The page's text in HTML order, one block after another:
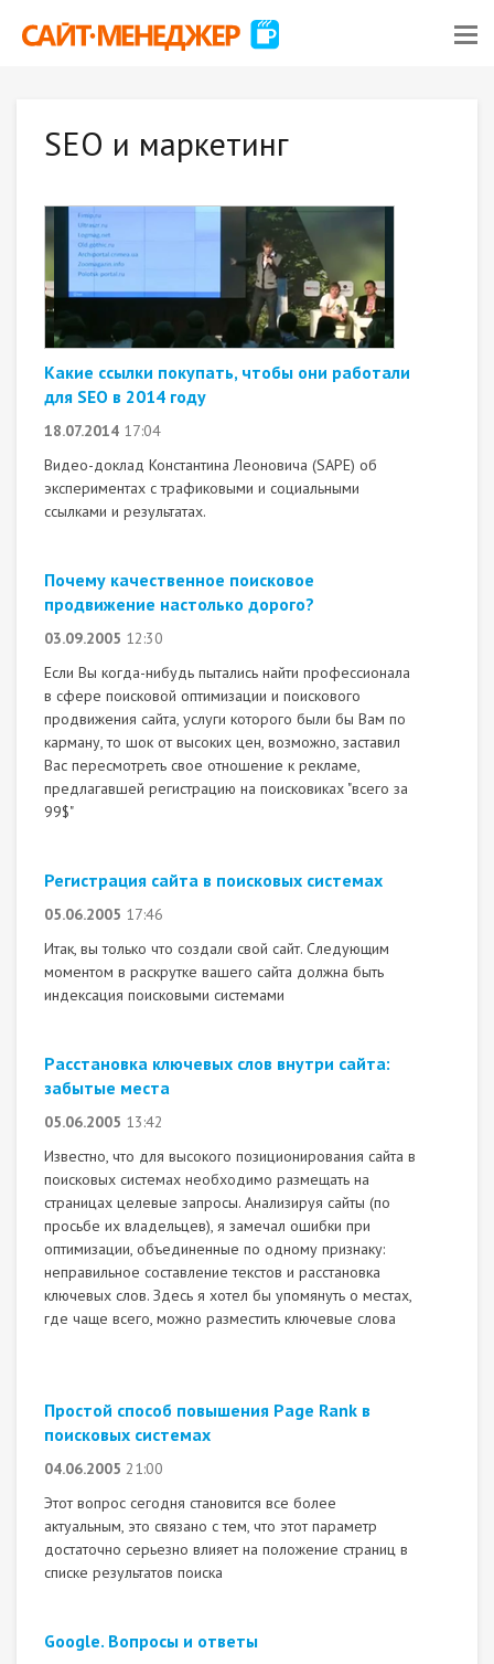
SEO и маркетинг
Какие ссылки покупать, чтобы они работали
для SEO в 2014 году
18.07.2014 17:04
Видео-доклад Константина Леоновича (SAPE) об
экспериментах с трафиковыми и социальными
ссылками и результатах.
Почему качественное поисковое
продвижение настолько дорого?
03.09.2005 12:30
Если Вы когда-нибудь пытались найти профессионала
в сфере поисковой оптимизации и поискового
продвижения сайта, услуги которого были бы Вам по
карману, то шок от высоких цен, возможно, заставил
Вас пересмотреть свое отношение к рекламе,
предлагавшей регистрацию на поисковиках "всего за
99$"
Регистрация сайта в поисковых системах
05.06.2005 17:46
Итак, вы только что создали свой сайт. Следующим
моментом в раскрутке вашего сайта должна быть
индексация поисковыми системами
Расстановка ключевых слов внутри сайта:
забытые места
05.06.2005 13:42
Известно, что для высокого позиционирования сайта в
поисковых системах необходимо размещать на
страницах целевые запросы. Анализируя сайты (по
просьбе их владельцев), я замечал ошибки при
оптимизации, объединенные по одному признаку:
неправильное составление текстов и расстановка
ключевых слов. Здесь я хотел бы упомянуть о местах,
где чаще всего, можно разместить ключевые слова
Простой способ повышения Page Rank в
поисковых системах
04.06.2005 21:00
Этот вопрос сегодня становится все более
актуальным, это связано с тем, что этот параметр
достаточно серьезно влияет на положение страниц в
списке результатов поиска
Google. Вопросы и ответы